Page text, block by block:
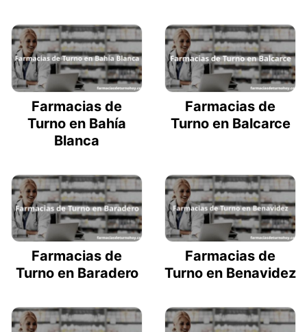
Farmacias de
Turno en Bahía
Blanca
Farmacias de
Turno en Balcarce
Farmacias de
Turno en Baradero
Farmacias de
Turno en Benavidez